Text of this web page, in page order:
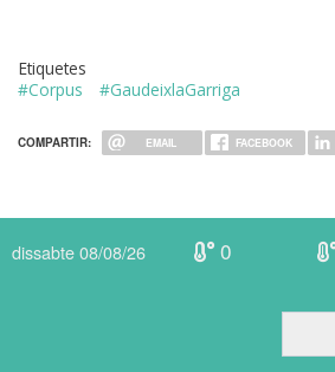
Etiquetes
#Corpus
#GaudeixlaGarriga
COMPARTIR: EMAIL FACEBOOK
dissabte 08/08/26 0